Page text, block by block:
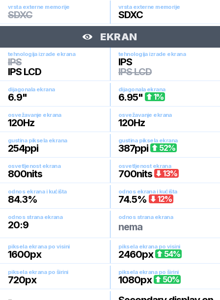
vrsta externe memorije
SDXC
vrsta externe memorije
SDXC
EKRAN
tehnologija izrade ekrana
IPS
IPS LCD
tehnologija izrade ekrana
IPS
IPS LCD
dijagonala ekrana
6.9"
dijagonala ekrana
6.95" 1%
osvežavanje ekrana
120Hz
osvežavanje ekrana
120Hz
gustina piksela ekrana
254ppi
gustina piksela ekrana
387ppi 52%
osvetljenost ekrana
800nits
osvetljenost ekrana
700nits 13%
odnos ekrana i kućišta
84.3%
odnos ekrana i kućišta
74.5% 12%
odnos strana ekrana
20:9
odnos strana ekrana
nema
piksela ekrana po visini
1600px
piksela ekrana po visini
2460px 54%
piksela ekrana po širini
720px
piksela ekrana po širini
1080px 50%